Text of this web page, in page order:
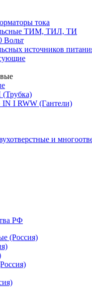
тока
ТИМ, ТИЛ, ТИ
Вольт
источников
I RWW (Гантели)
и
РФ
(Россия)